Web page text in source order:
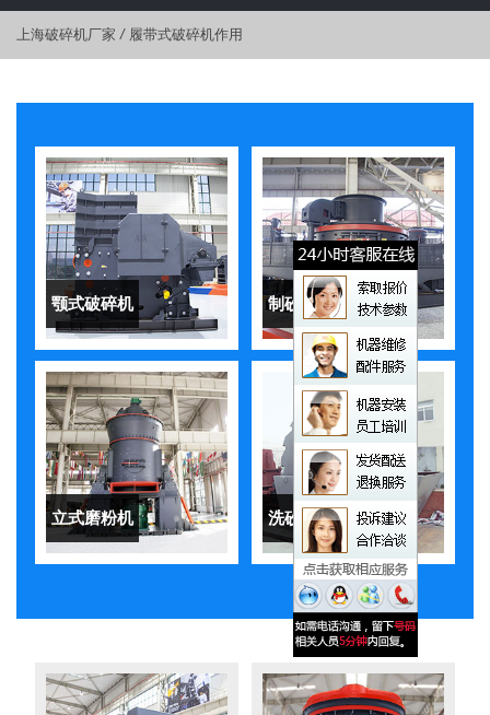
上海破碎机厂家 / 履带式破碎机作用
颚式破碎机 制砂机
立式磨粉机 洗砂机